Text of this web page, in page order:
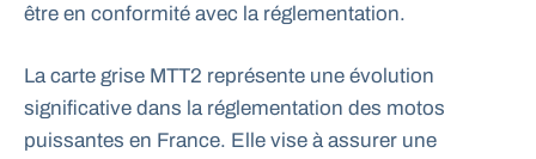
être en conformité avec la réglementation.
La carte grise MTT2 représente une évolution
significative dans la réglementation des motos
puissantes en France. Elle vise à assurer une